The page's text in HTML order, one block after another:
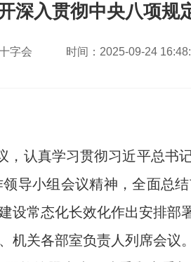
深入贯彻中央八项规
字会 时间：2025-09-24
，认真学习贯彻习近平总
导小组会议精神，全面总
设常态化长效化作出安排
机关各部室负责人列席会议。